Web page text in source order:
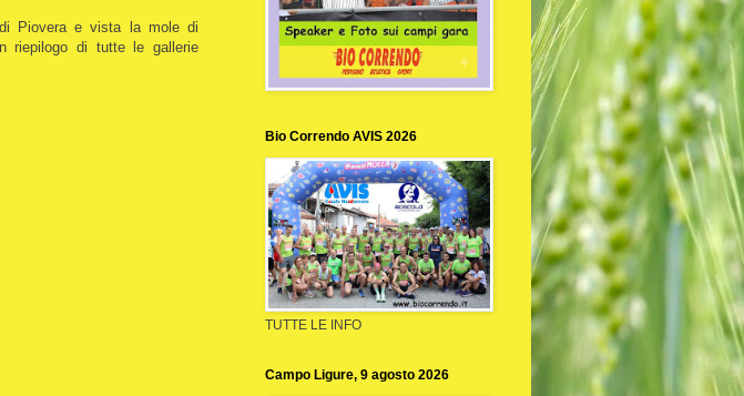
Piovera e vista la mole di
riepilogo di tutte le gallerie
Bio Correndo AVIS 2026
TUTTE LE INFO
Campo Ligure, 9 agosto 2026